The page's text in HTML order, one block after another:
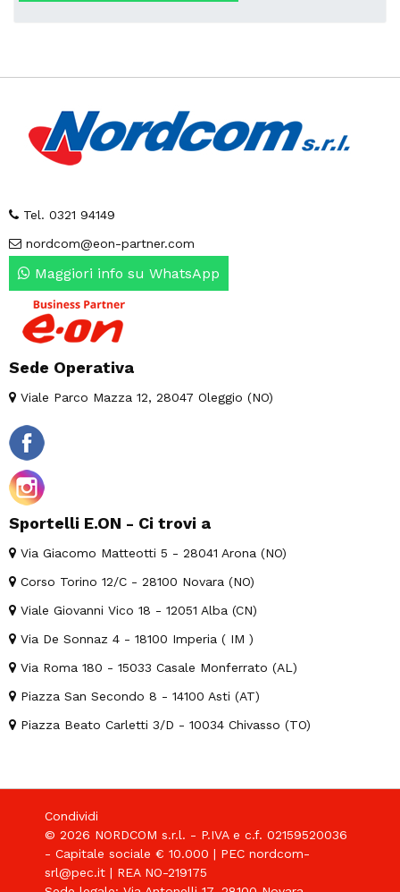
Tel. 0321 94149
nordcom@eon-partner.com
Maggiori info su WhatsApp
Sede Operativa
Viale Parco Mazza 12, 28047 Oleggio (NO)
Sportelli E.ON - Ci trovi a
Via Giacomo Matteotti 5 - 28041 Arona (NO)
Corso Torino 12/C - 28100 Novara (NO)
Viale Giovanni Vico 18 - 12051 Alba (CN)
Via De Sonnaz 4 - 18100 Imperia ( IM )
Via Roma 180 - 15033 Casale Monferrato (AL)
Piazza San Secondo 8 - 14100 Asti (AT)
Piazza Beato Carletti 3/D - 10034 Chivasso (TO)
Condividi
© 2026 NORDCOM s.r.l. - P.IVA e c.f. 02159520036
- Capitale sociale € 10.000 | PEC nordcom-
srl@pec.it | REA NO-219175